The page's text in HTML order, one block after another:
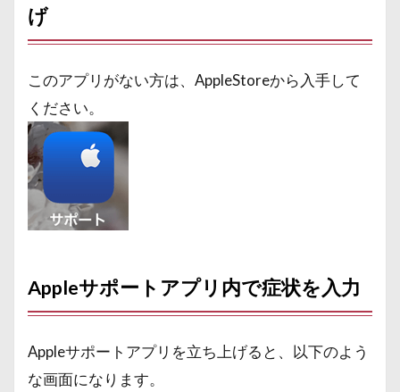
げ
このアプリがない方は、AppleStoreから入手して
ください。
Appleサポートアプリ内で症状を入力
Appleサポートアプリを立ち上げると、以下のよう
な画面になります。